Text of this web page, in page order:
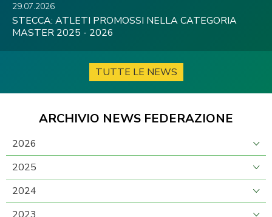
29.07.2026
STECCA: ATLETI PROMOSSI NELLA CATEGORIA
MASTER 2025 - 2026
TUTTE LE NEWS
ARCHIVIO NEWS FEDERAZIONE
2026
2025
2024